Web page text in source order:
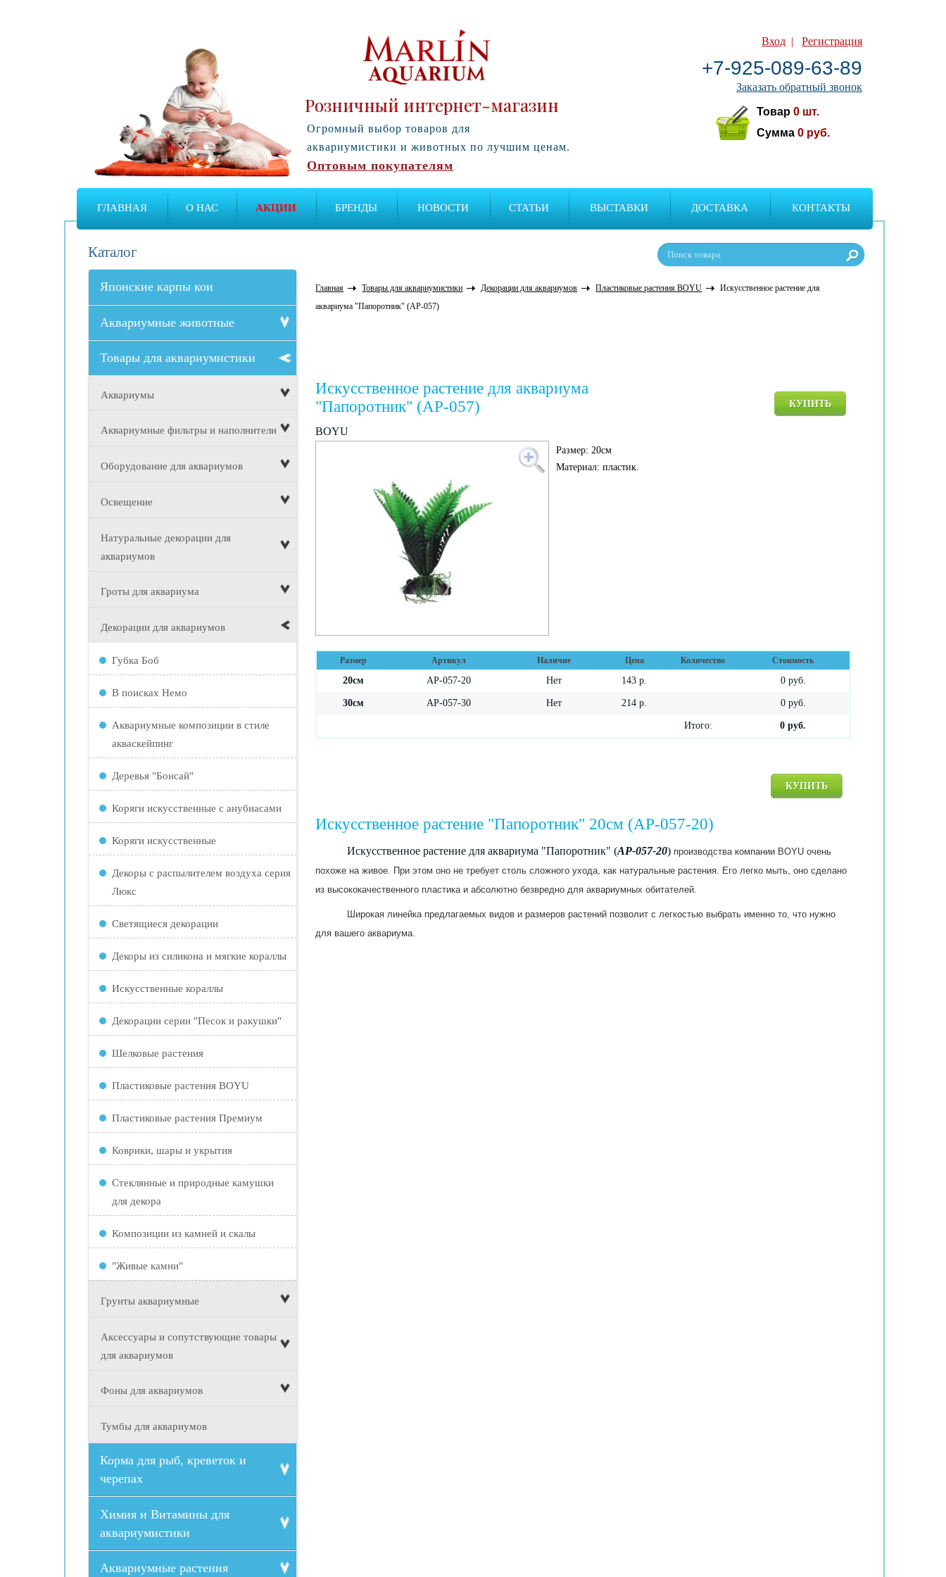
Вход |Регистрация
+7-925-089-63-89
Заказать обратный звонок
Товар0 шт.
Сумма0 руб.
Розничный интернет-магазин
Огромный выбор товаров для
аквариумистики и животных по лучшим ценам.
Оптовым покупателям
ГЛАВНАЯ О НАС АКЦИИ БРЕНДЫ НОВОСТИ СТАТЬИ ВЫСТАВКИ ДОСТАВКА КОНТАКТЫ
Каталог
Японские карпы кои
Аквариумные животные
Товары для аквариумистики
Аквариумы
Аквариумные фильтры и наполнители
Оборудование для аквариумов
Освещение
Натуральные декорации для
аквариумов
Гроты для аквариума
Декорации для аквариумов
Губка Боб
В поисках Немо
Аквариумные композиции в стиле
акваскейпинг
Деревья "Бонсай"
Коряги искусственные с анубиасами
Коряги искусственные
Декоры с распылителем воздуха серия
Люкс
Светящиеся декорации
Декоры из силикона и мягкие кораллы
Искусственные кораллы
Декорации серии "Песок и ракушки"
Шелковые растения
Пластиковые растения BOYU
Пластиковые растения Премиум
Коврики, шары и укрытия
Стеклянные и природные камушки
для декора
Композиции из камней и скалы
"Живые камни"
Грунты аквариумные
Аксессуары и сопутствующие товары
для аквариумов
Фоны для аквариумов
Тумбы для аквариумов
Корма для рыб, креветок и
черепах
Химия и Витамины для
аквариумистики
Аквариумные растения
Главная Товары для аквариумистики Декорации для аквариумов Пластиковые растения BOYU
Искусственное растение для
аквариума "Папоротник" (AP-057)
Искусственное растение для аквариума
"Папоротник" (AP-057)
BOYU
КУПИТЬ
Размер: 20см
Материал: пластик.
Размер Артикул Наличие Цена Количество Стоимость
20см AP-057-20 Нет 143 р. 0руб.
30см AP-057-30 Нет 214 р. 0руб.
Итого: 0 руб.
КУПИТЬ
Искусственное растение "Папоротник" 20см (AP-057-20)
Искусственное растение для аквариума "Папоротник" (AP-057-20) производства компании BOYU очень
похоже на живое. При этом оно не требует столь сложного ухода, как натуральные растения. Его легко мыть, оно сделано
из высококачественного пластика и абсолютно безвредно для аквариумных обитателей.
Широкая линейка предлагаемых видов и размеров растений позволит с легкостью выбрать именно то, что нужно
для вашего аквариума.